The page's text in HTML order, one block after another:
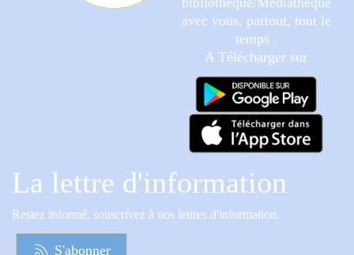
avec vous, partout, tout le
temps .
A Télécharger sur
La lettre d'information
Restez informé, souscrivez à nos lettres d'information.
S'abonner